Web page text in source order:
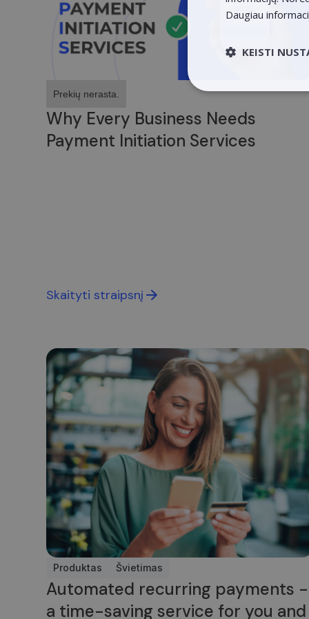
Prekių nerasta.
Why Every Business Needs
Payment Initiation Services
Skaityti straipsnį
Produktas Švietimas
Automated recurring payments -
a time-saving service for you and
Daugiau
KEISTI
Griežtai būtinieji
valdymas.
Pavadinimas
_gat_UA-
150901074-1
_ga_7P30C3KH6T
_ga
Pavadinimas
_gcl_au
IDE